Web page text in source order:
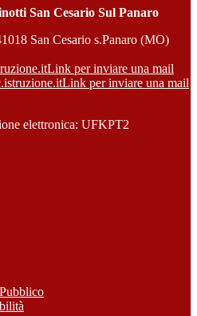
San Cesario Sul Panaro
San Cesario s.Panaro (MO)
Link per inviare una mail
Link per inviare una mail
elettronica: UFKPT2